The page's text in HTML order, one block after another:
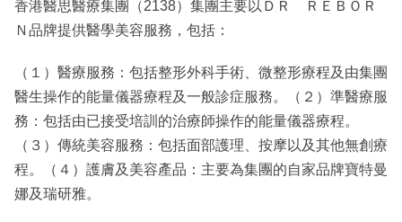
香港醫思醫療集團（2138）集團主要以ＤＲ ＲＥＢＯＲ
Ｎ品牌提供醫學美容服務，包括：
（１）醫療服務：包括整形外科手術、微整形療程及由集團
醫生操作的能量儀器療程及一般診症服務。（２）準醫療服
務：包括由已接受培訓的治療師操作的能量儀器療程。
（３）傳統美容服務：包括面部護理、按摩以及其他無創療
程。（４）護膚及美容產品：主要為集團的自家品牌寶特曼
娜及瑞研雅。